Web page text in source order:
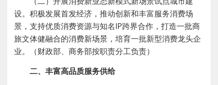
设。积极发展首发经济，推动创新和丰富服务消费场
景，支持优质消费资源与知名IP跨界合作，打造一批商
旅文体健融合的消费新场景，培育一批新型消费龙头企
业。（财政部、商务部按职责分工负责）
二、丰富高品质服务供给